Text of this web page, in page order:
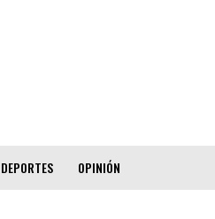
DEPORTES OPINIÓN